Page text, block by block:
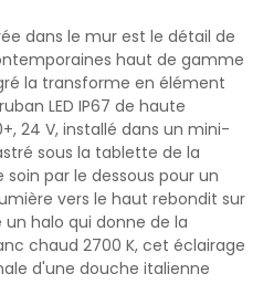
dans le mur est le détail de
haut de gamme
la transforme en élément
LED IP67 de haute
24 V, installé dans un mini-
sous la tablette de la
par le dessous pour un
vers le haut rebondit sur
halo qui donne de la
chaud 2700 K, cet éclairage
d'une douche italienne